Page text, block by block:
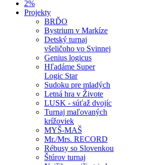
2%
Projekty
BRĎO
Bystrium v Markíze
Detský turnaj
všeličoho vo Svinnej
Genius logicus
Hľadáme Super
Logic Star
Sudoku pre mladých
Letná hra v Živote
LUSK - súťaž dvojíc
Turnaj maľovaných
krížoviek
MYŠ-MAŠ
Mr./Mrs. RECORD
Rébusy so Slovenkou
Štúrov turnaj